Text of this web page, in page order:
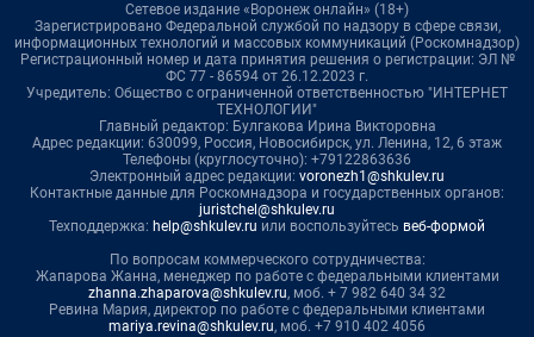
Сетевое издание «Воронеж онлайн» (18+)
Зарегистрировано Федеральной службой по надзору в сфере связи,
информационных технологий и массовых коммуникаций (Роскомнадзор)
Регистрационный номер и дата принятия решения о регистрации: ЭЛ №
ФС 77 - 86594 от 26.12.2023 г.
Учредитель: Общество с ограниченной ответственностью "ИНТЕРНЕТ
ТЕХНОЛОГИИ"
Главный редактор: Булгакова Ирина Викторовна
Адрес редакции: 630099, Россия, Новосибирск, ул. Ленина, 12, 6 этаж
Телефоны (круглосуточно): +79122863636
Электронный адрес редакции: voronezh1@shkulev.ru
Контактные данные для Роскомнадзора и государственных органов:
juristchel@shkulev.ru
Техподдержка: help@shkulev.ru или воспользуйтесь веб-формой
По вопросам коммерческого сотрудничества:
Жапарова Жанна, менеджер по работе с федеральными клиентами
zhanna.zhaparova@shkulev.ru, моб. + 7 982 640 34 32
Ревина Мария, директор по работе с федеральными клиентами
mariya.revina@shkulev.ru, моб. +7 910 402 4056